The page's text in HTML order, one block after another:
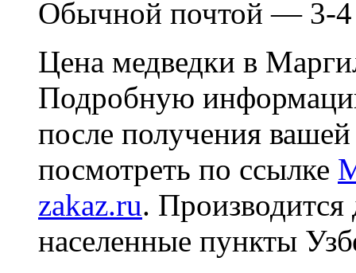
Обычной почтой — 3-
Цена медведки в
Подробную
после получения
посмотреть по ссылке
zakaz.ru. Производится
населенные пункты